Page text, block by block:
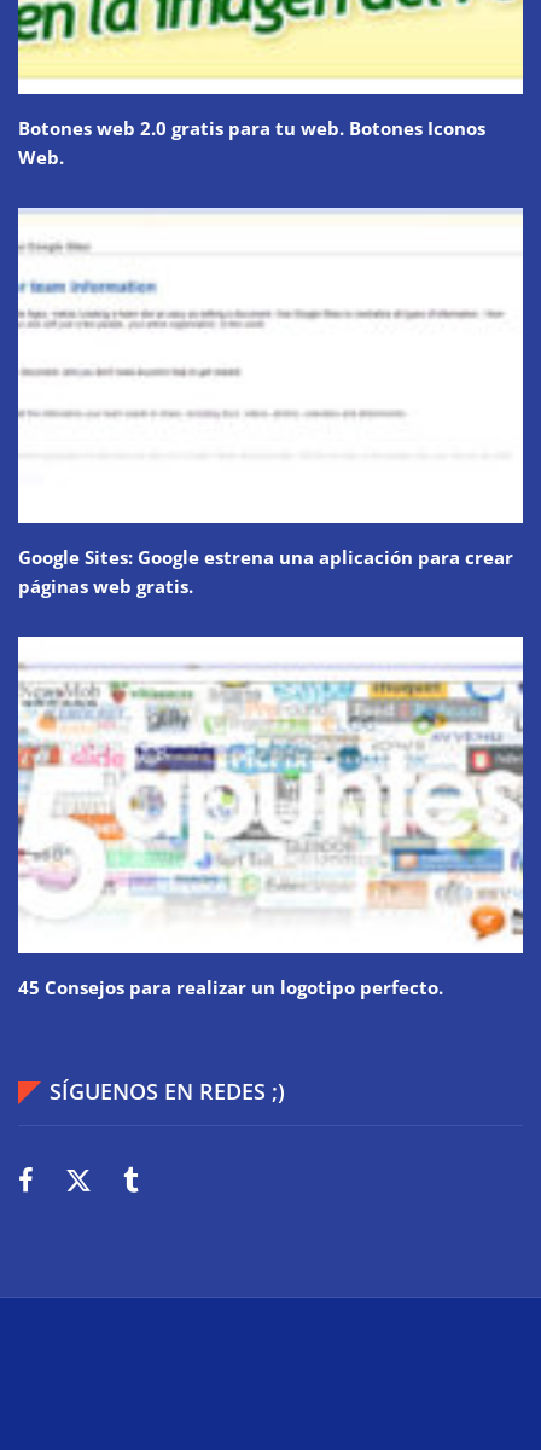
Botones web 2.0 gratis para tu web. Botones Iconos
Web.
Google Sites: Google estrena una aplicación para crear
páginas web gratis.
45 Consejos para realizar un logotipo perfecto.
SÍGUENOS EN REDES ;)